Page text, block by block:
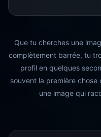
Que tu cherches une
complètement barrée, tu
profil en quelques
souvent la première
une image qui